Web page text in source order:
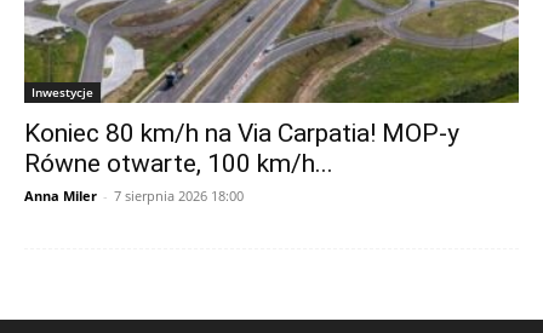
Inwestycje
Koniec 80 km/h na Via Carpatia! MOP-y
Równe otwarte, 100 km/h...
Anna Miler - 7 sierpnia 2026 18:00